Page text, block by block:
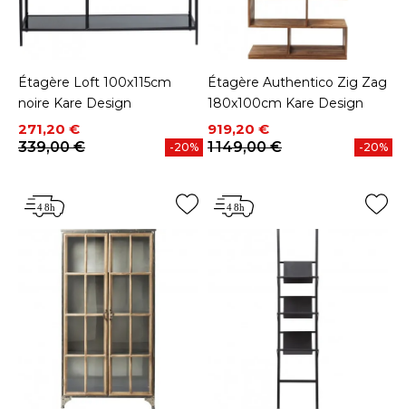
Étagère Loft 100x115cm
noire Kare Design
Prix
271,20 €
Prix de base
339,00 €
-20%
Étagère Authentico Zig Zag
180x100cm Kare Design
Prix
919,20 €
Prix de base
1 149,00 €
-20%